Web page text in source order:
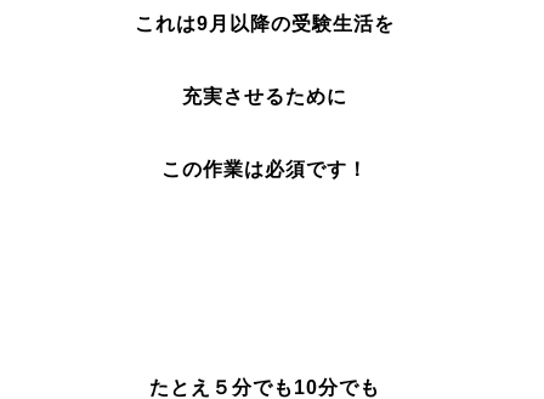
これは9月以降の受験生活を
充実させるために
この作業は必須です！
たとえ５分でも10分でも